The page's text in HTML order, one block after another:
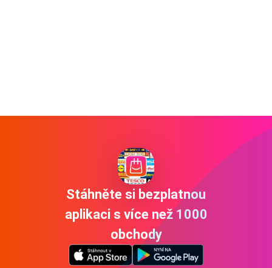
Stáhněte si bezplatnou
aplikaci s více než 1000
obchody